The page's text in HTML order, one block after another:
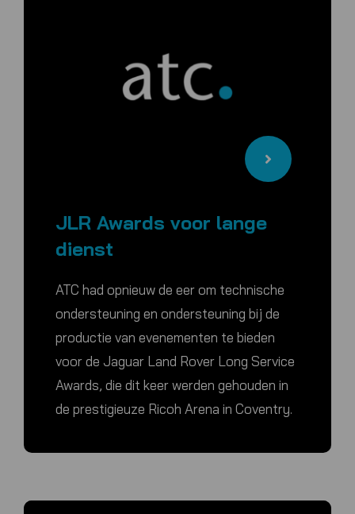
JLR Awards voor lange
dienst
ATC had opnieuw de eer om technische
ondersteuning en ondersteuning bij de
productie van evenementen te bieden
voor de Jaguar Land Rover Long Service
Awards, die dit keer werden gehouden in
de prestigieuze Ricoh Arena in Coventry.